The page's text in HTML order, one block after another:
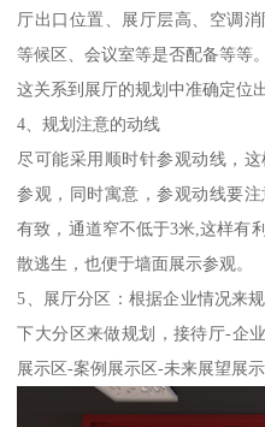
厅出口位置、展厅层高、空调
等候区、会议室等是否配备等等。
这关系到展厅的规划中准确定位
4、规划注意的动线
尽可能采用顺时针参观动线，
参观，同时寓意，参观动线要
有致，通道窄不低于3米,这样有
散逃生，也便于墙面展示参观。
5、展厅分区：根据企业情况来
下大分区来做规划，接待厅-企
展示区-案例展示区-未来展望展